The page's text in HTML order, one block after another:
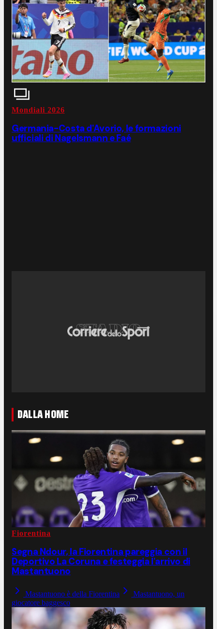
Mondiali 2026
Germania-Costa d'Avorio, le formazioni
ufficiali di Nagelsmann e Faé
DALLA HOME
Fiorentina
Segna Ndour, la Fiorentina pareggia con il
Deportivo La Coruna e festeggia l'arrivo di
Mastantuono
Mastantuono è della Fiorentina
Mastantuono, un
giocatore baggesco